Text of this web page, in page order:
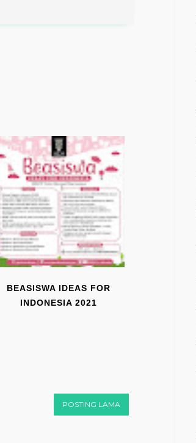
BEASISWA IDEAS FOR
INDONESIA 2021
POSTING LAMA